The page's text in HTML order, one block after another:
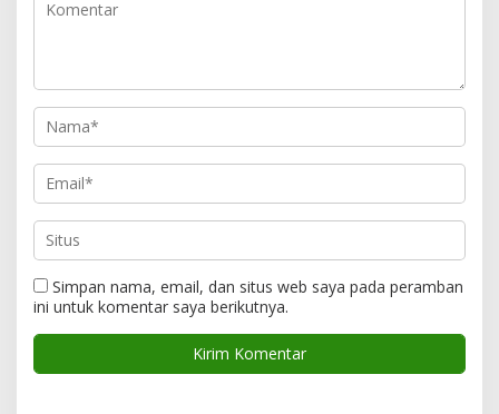
Simpan nama, email, dan situs web saya pada peramban
ini untuk komentar saya berikutnya.